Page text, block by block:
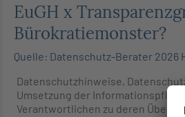
EuGH x
Bürokratiemonster?
Quelle: Datenschutz-Berater 2026
Datenschutzhinweise,
Umsetzung der
Verantwortlichen zu deren